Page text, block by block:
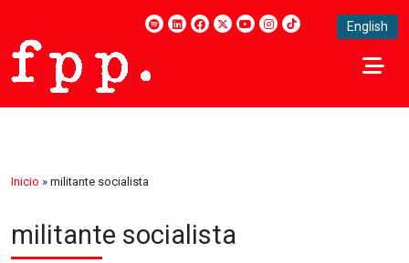
English
Inicio » militante socialista
militante socialista